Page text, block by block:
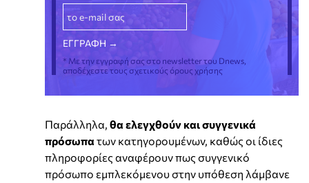
* Με την εγγραφή σας στο newsletter του Dnews,
αποδέχεστε τους σχετικούς όρους χρήσης
Παράλληλα, θα ελεγχθούν και συγγενικά
πρόσωπα των κατηγορουμένων, καθώς οι ίδιες
πληροφορίες αναφέρουν πως συγγενικό
πρόσωπο εμπλεκόμενου στην υπόθεση λάμβανε